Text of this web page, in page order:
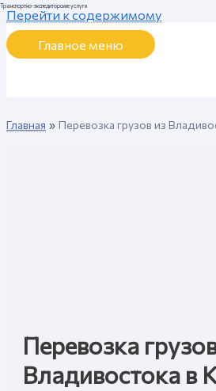
Перейти к содержимому
Транспортно-экспедиторские услуги
Главное меню
Главная Перевозка грузов из
Перевозка
Владивостока в